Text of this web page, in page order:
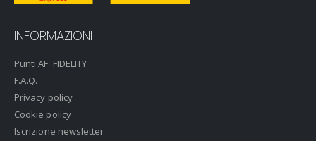
INFORMAZIONI
Punti AF_FIDELITY
F.A.Q.
Privacy policy
Cookie policy
Iscrizione newsletter